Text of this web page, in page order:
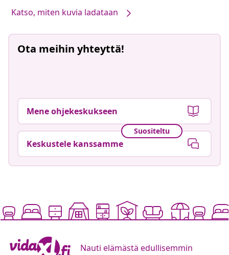
Katso, miten kuvia ladataan
Ota meihin yhteyttä!
Mene ohjekeskukseen
Suositeltu
Keskustele kanssamme
Nauti elämästä edullisemmin